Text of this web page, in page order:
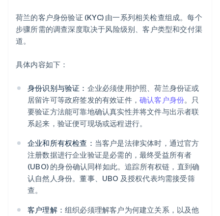
荷兰的客户身份验证 (KYC) 由一系列相关检查组成。每个
步骤所需的调查深度取决于风险级别、客户类型和交付渠
道。
具体内容如下：
身份识别与验证： 企业必须使用护照、荷兰身份证或
居留许可等政府签发的有效证件， 确认客户身份。只
要验证方法能可靠地确认真实性并将文件与出示者联
系起来，验证便可现场或远程进行。
企业和所有权检查： 当客户是法律实体时，通过官方
注册数据进行企业验证是必需的，最终受益所有者
(UBO) 的身份确认同样如此。追踪所有权链，直到确
认自然人身份。董事、UBO 及授权代表均需接受筛
查。
客户理解： 组织必须理解客户为何建立关系，以及他